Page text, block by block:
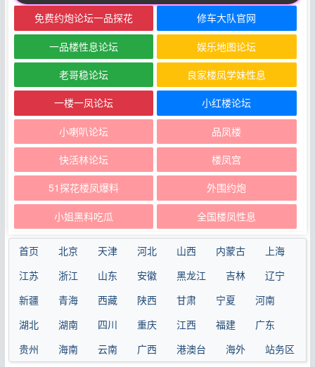
免费约炮论坛一品探花 修车大队官网
一品楼性息论坛 娱乐地图论坛
老哥稳论坛 良家楼凤学妹性息
一楼一凤论坛 小红楼论坛
小喇叭论坛 品凤楼
快活林论坛 楼凤宫
51探花楼凤爆料 外围约炮
小姐黑料吃瓜 全国楼凤性息
首页 北京 天津 河北 山西 内蒙古
上海
江苏
浙江 山东 安徽 黑龙江 吉林
辽宁
新疆
青海 西藏 陕西 甘肃 宁夏
河南
湖北
湖南 四川 重庆 江西 福建
广东
贵州
海南 云南 广西 港澳台 海外 站务区